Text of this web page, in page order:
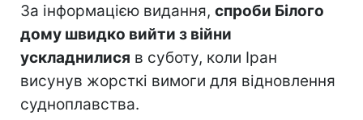
За інформацією видання, спроби Білого
дому швидко вийти з війни
ускладнилися в суботу, коли Іран
висунув жорсткі вимоги для відновлення
судноплавства.